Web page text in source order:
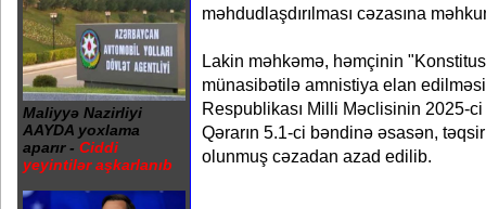
Maliyyə Nazirliyi
AAYDA yoxlama
aparır - Ciddi
yeyintilər aşkarlanıb
məhdudlaşdırılması cəzasına
Lakin məhkəmə, həmçinin
münasibətilə amnistiya elan
Respublikası Milli Məclisinin 2025-ci
Qərarın 5.1-ci bəndinə əsasən,
olunmuş cəzadan azad edilib.